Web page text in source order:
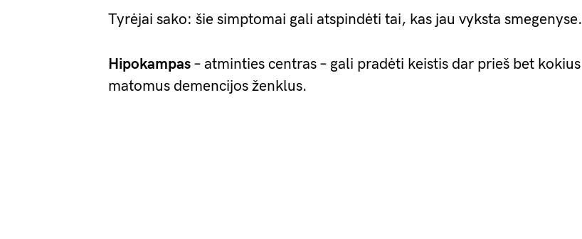
Tyrėjai sako: šie simptomai gali atspindėti tai, kas jau vyksta smegenyse.
Hipokampas – atminties centras – gali pradėti keistis dar prieš bet kokius
matomus demencijos ženklus.